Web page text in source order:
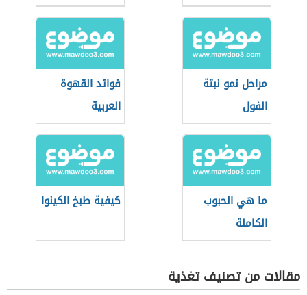
مراحل نمو نبتة
الفول
فوائد القهوة
العربية
ما هي الحبوب
الكاملة
كيفية طبخ الكينوا
مقالات من تصنيف تغذية